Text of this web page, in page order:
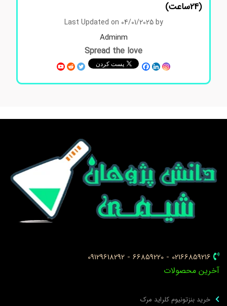
Last Updated on 04/01/2025 by
Adminm
Spread the love
02166859216 - 66859220 - 09129618292
محصولات
خرید بنزتونیوم کلراید مرک